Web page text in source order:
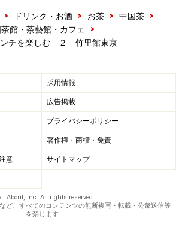
> ドリンク・お酒 > お茶 > 中国茶
>
館・茶藝館・カフェ
>
ンチを楽しむ ２ 竹里館東京
採用情報
広告掲載
プライバシーポリシー
著作権・商標・免責
意 サイトマップ
About, Inc. All rights reserved.
ど、すべてのコンテンツの無断複写・転載・公衆送信等
を禁じます